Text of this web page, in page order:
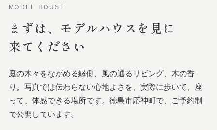
MODEL HOUSE
まずは、 モデルハウスを 見に
来てください
庭の木々をながめる縁側、風の通るリビング、木の香
り。写真では伝わらない心地よさを、実際に歩いて、座
って、体感できる場所です。徳島市応神町で、ご予約制
で公開しています。